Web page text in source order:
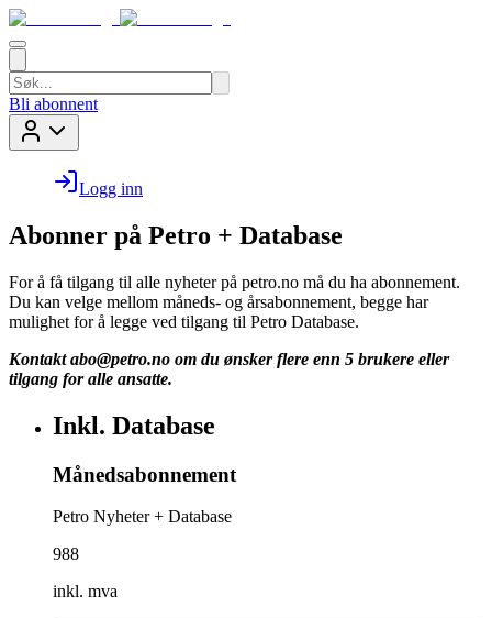
Bli abonnent
Logg inn
Abonner på Petro + Database
For å få tilgang til alle nyheter på petro.no må du ha abonnement.
Du kan velge mellom måneds- og årsabonnement, begge har
mulighet for å legge ved tilgang til Petro Database.
Kontakt abo@petro.no om du ønsker flere enn 5 brukere eller
tilgang for alle ansatte.
Inkl. Database
Månedsabonnement
Petro Nyheter + Database
988
inkl. mva